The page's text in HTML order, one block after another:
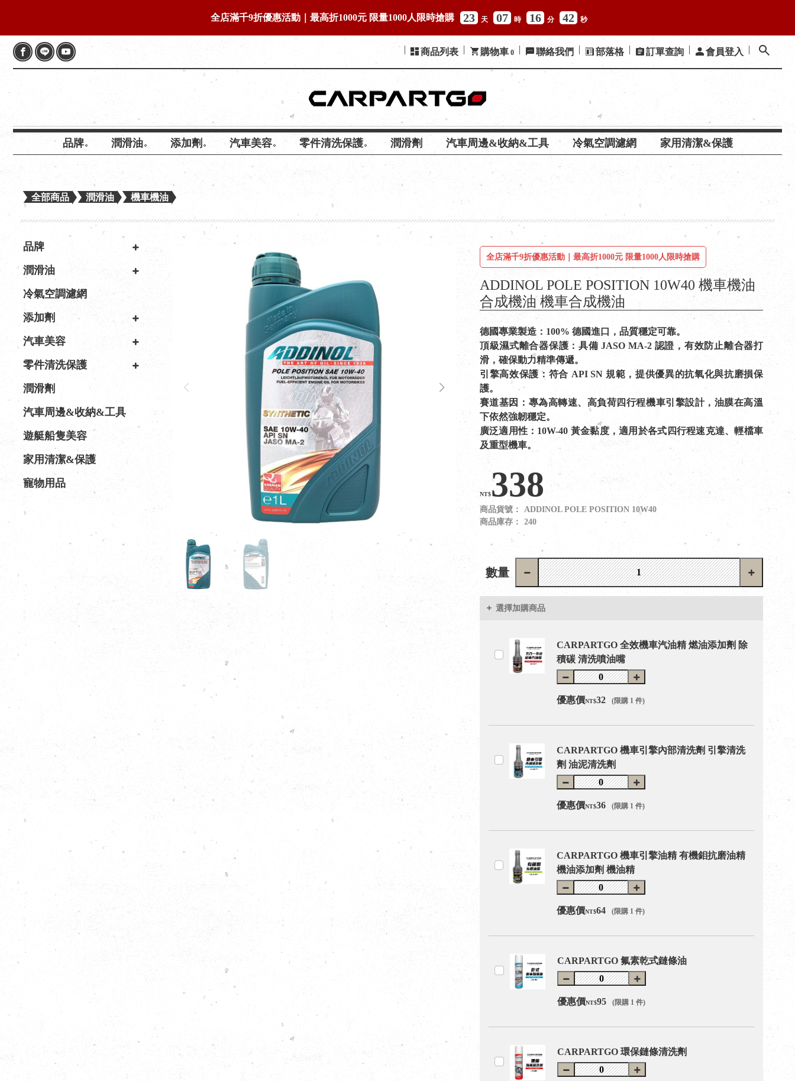
全店滿千9折優惠活動｜最高折1000元 限量1000人限時搶購 23 天 07 時 16 分 41 秒
商品列表 購物車 0 聯絡我們 部落格 訂單查詢 會員登入
品牌 潤滑油 添加劑 汽車美容 零件清洗保護 潤滑劑 汽車周邊&收納&工具 冷氣空調濾網 家用清潔&保護
全部商品 潤滑油 機車機油
品牌
潤滑油
冷氣空調濾網
添加劑
汽車美容
零件清洗保護
潤滑劑
汽車周邊&收納&工具
遊艇船隻美容
家用清潔&保護
寵物用品
ADDINOL POLE POSITION 10W40 機車機油
合成機油 機車合成機油
全店滿千9折優惠活動｜最高折1000元 限量1000人限時搶購
德國專業製造：100% 德國進口，品質穩定可靠。
頂級濕式離合器保護：具備 JASO MA-2 認證，有效防止離合器打
滑，確保動力精準傳遞。
引擎高效保護：符合 API SN 規範，提供優異的抗氧化與抗磨損保
護。
賽道基因：專為高轉速、高負荷四行程機車引擎設計，油膜在高溫
下依然強韌穩定。
廣泛適用性：10W-40 黃金黏度，適用於各式四行程速克達、輕檔車
及重型機車。
NT$338
商品貨號：
ADDINOL POLE POSITION 10W40
商品庫存：
240
數量
選擇加購商品
CARPARTGO 全效機車汽油精 燃油添加劑 除
積碳 清洗噴油嘴
優惠價NT$32 (限購 1 件)
CARPARTGO 機車引擎內部清洗劑 引擎清洗
劑 油泥清洗劑
優惠價NT$36 (限購 1 件)
CARPARTGO 機車引擎油精 有機鉬抗磨油精
機油添加劑 機油精
優惠價NT$64 (限購 1 件)
CARPARTGO 氟素乾式鏈條油
優惠價NT$95 (限購 1 件)
CARPARTGO 環保鏈條清洗劑